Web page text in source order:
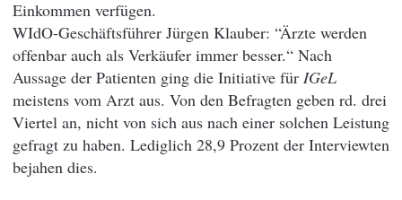
Einkommen verfügen.
WIdO-Geschäftsführer Jürgen Klauber: “Ärzte werden
offenbar auch als Verkäufer immer besser.“ Nach
Aussage der Patienten ging die Initiative für IGeL
meistens vom Arzt aus. Von den Befragten geben rd. drei
Viertel an, nicht von sich aus nach einer solchen Leistung
gefragt zu haben. Lediglich 28,9 Prozent der Interviewten
bejahen dies.